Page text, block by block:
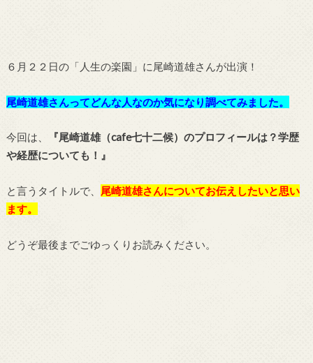
６月２２日の「人生の楽園」 に尾崎道雄さんが出演！
尾崎道雄さんってどんな人なのか気になり調べてみました。
今回は、
『尾崎道雄（cafe七十二候）のプロフィールは？学歴
や経歴についても！』
と言うタイトルで、 尾崎道雄さんについてお伝えしたいと思い
ます。
どうぞ最後までごゆっくりお読みください。